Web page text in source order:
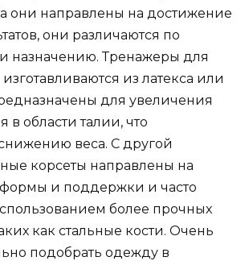
они направлены на достижение
они различаются по
назначению. Тренажеры для
из латекса или
для увеличения
в области талии, что
веса. С другой
корсеты направлены на
и поддержки и часто
более прочных
как стальные кости. Очень
подобрать одежду в